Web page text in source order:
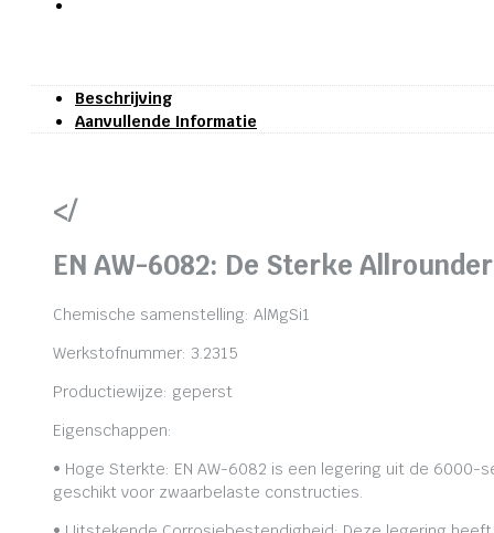
Beschrijving
Aanvullende Informatie
</
EN AW-6082: De Sterke Allrounder
Chemische samenstelling: AlMgSi1
Werkstofnummer: 3.2315
Productiewijze: geperst
Eigenschappen:
• Hoge Sterkte: EN AW-6082 is een legering uit de
geschikt voor zwaarbelaste constructies.